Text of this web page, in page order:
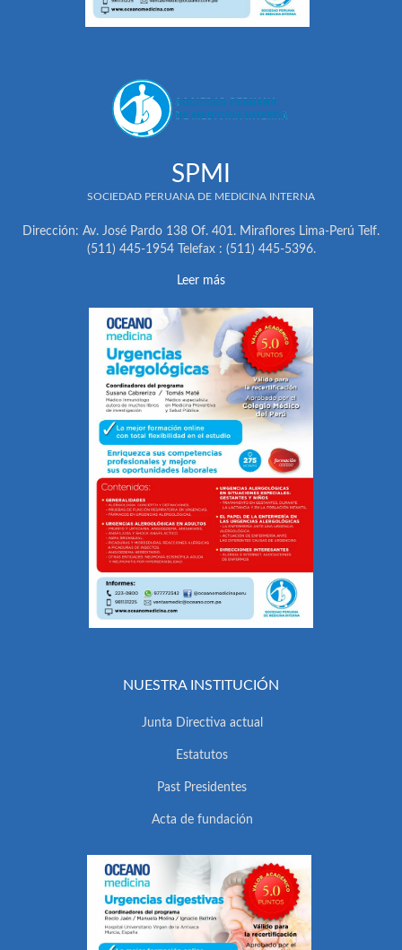
SPMI
SOCIEDAD PERUANA DE MEDICINA INTERNA
Dirección: Av. José Pardo 138 Of. 401. Miraflores Lima-Perú Telf.
(511) 445-1954 Telefax : (511) 445-5396.
Leer más
NUESTRA INSTITUCIÓN
Junta Directiva actual
Estatutos
Past Presidentes
Acta de fundación